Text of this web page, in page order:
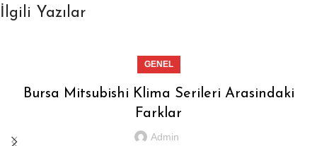
İlgili Yazılar
GENEL
Bursa Mitsubishi Klima Serileri Arasindaki
Farklar
Admin